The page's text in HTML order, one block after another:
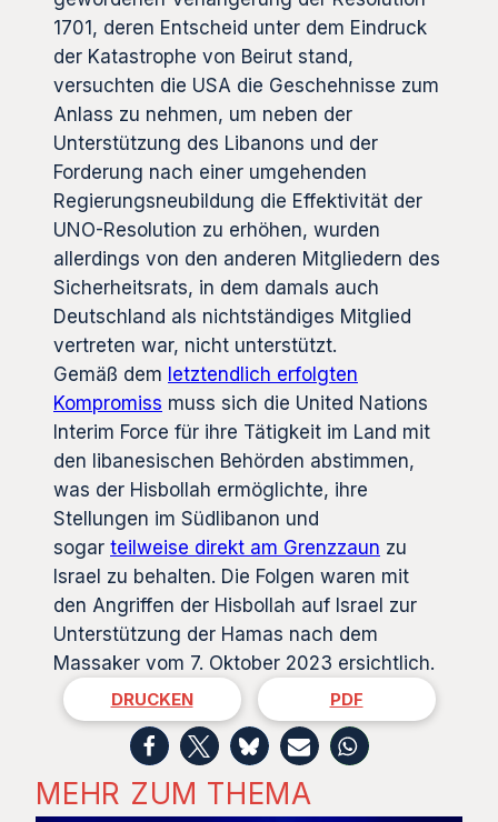
1701, deren Entscheid unter dem Eindruck
der Katastrophe von Beirut stand,
versuchten die USA die Geschehnisse zum
Anlass zu nehmen, um neben der
Unterstützung des Libanons und der
Forderung nach einer umgehenden
Regierungsneubildung die Effektivität der
UNO-Resolution zu erhöhen, wurden
allerdings von den anderen Mitgliedern des
Sicherheitsrats, in dem damals auch
Deutschland als nichtständiges Mitglied
vertreten war, nicht unterstützt.
Gemäß dem letztendlich erfolgten
Kompromiss muss sich die United Nations
Interim Force für ihre Tätigkeit im Land mit
den libanesischen Behörden abstimmen,
was der Hisbollah ermöglichte, ihre
Stellungen im Südlibanon und
sogar teilweise direkt am Grenzzaun zu
Israel zu behalten. Die Folgen waren mit
den Angriffen der Hisbollah auf Israel zur
Unterstützung der Hamas nach dem
Massaker vom 7. Oktober 2023 ersichtlich.
DRUCKEN PDF
MEHR ZUM THEMA